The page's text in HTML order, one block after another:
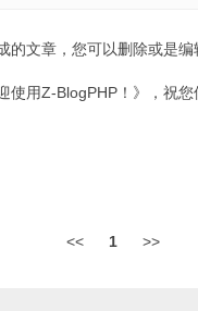
的文章，您可以删除或是编
使用Z-BlogPHP！》，祝
<< 1 >>